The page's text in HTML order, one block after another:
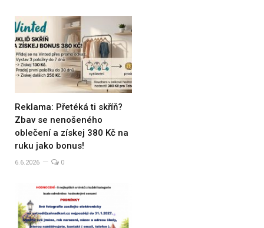
Reklama: Přetéká ti skříň?
Zbav se nenošeného
oblečení a získej 380 Kč na
ruku jako bonus!
6.6.2026 0